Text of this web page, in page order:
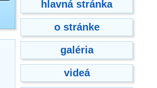
hlavná stránka
o stránke
galéria
videá